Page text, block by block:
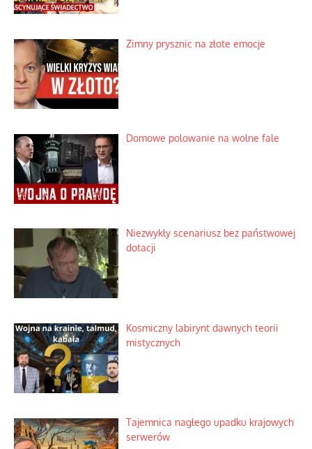
Zimny prysznic na złote emocje
Domowe polowanie na wolne fale
Niezwykły scenariusz bez państwowej
dotacji
Kosmiczny labirynt dawnych teorii
mistycznych
Tajemnica nagłego upadku krajowych
serwerów